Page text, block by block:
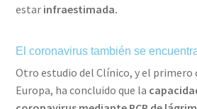
estar infraestimada.
El coronavirus también se
Otro estudio del Clínico, y el primero
Europa, ha concluido que la